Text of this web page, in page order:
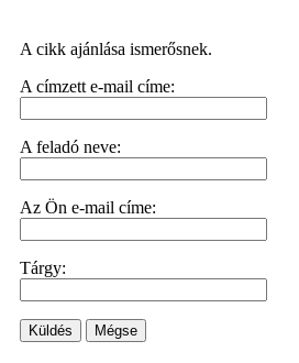
A cikk ajánlása ismerősnek.
A címzett e-mail címe:
A feladó neve:
Az Ön e-mail címe:
Tárgy:
Küldés Mégse